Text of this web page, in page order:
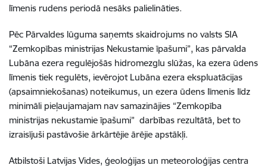
līmenis rudens periodā nesāks palielināties.
Pēc Pārvaldes lūguma saņemts skaidrojums no valsts SIA
“Zemkopības ministrijas Nekustamie īpašumi”, kas pārvalda
Lubāna ezera regulējošās hidromezglu slūžas, ka ezera ūdens
līmenis tiek regulēts, ievērojot Lubāna ezera ekspluatācijas
(apsaimniekošanas) noteikumus, un ezera ūdens līmenis līdz
minimāli pieļaujamajam nav samazinājies “Zemkopība
ministrijas nekustamie īpašumi” darbības rezultātā, bet to
izraisījuši pastāvošie ārkārtējie ārējie apstākļi.
Atbilstoši Latvijas Vides, ģeoloģijas un meteoroloģijas centra